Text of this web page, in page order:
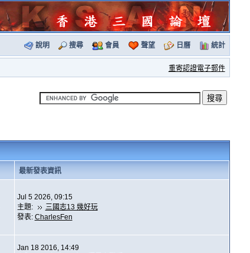
說明 搜尋 會員 聲望 日曆 統計
重寄認證電子郵件
最新發表資訊
Jul 5 2026, 09:15
主題:
三國志13 幾好玩
發表: CharlesFen
Jan 18 2016, 14:49